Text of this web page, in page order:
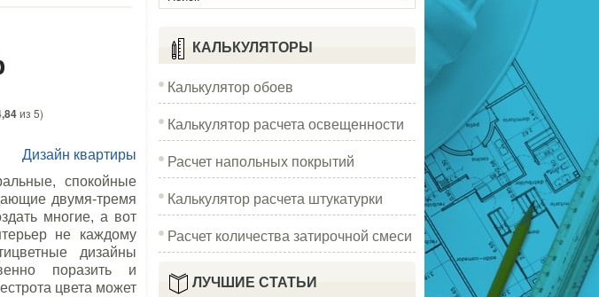
из 5)
Дизайн квартиры
спокойные
двумя-тремя
многие, а вот
не каждому
дизайны
поразить и
цвета может
КАЛЬКУЛЯТОРЫ
Калькулятор обоев
Калькулятор расчета освещенности
Расчет напольных покрытий
Калькулятор расчета штукатурки
Расчет количества затирочной смеси
ЛУЧШИЕ СТАТЬИ